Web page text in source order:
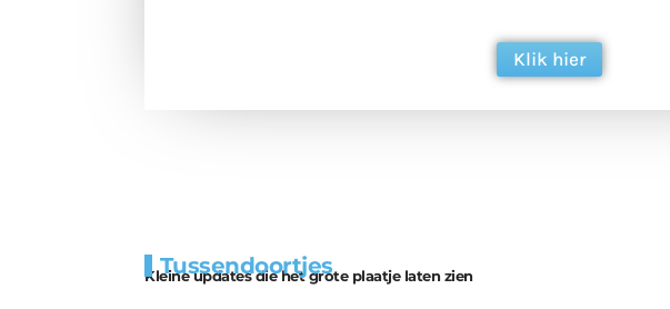
Klik hier
Tussendoortjes
Kleine updates die het grote plaatje laten zien
bouwmateriaal voor
kabouters
uitdaging